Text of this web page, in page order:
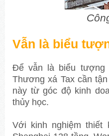
Vẫn là biểu
Để vẫn là biểu tượng
Thương xá Tax cần
này từ góc độ kinh
thủy học.
Với kinh nghiệm thiết